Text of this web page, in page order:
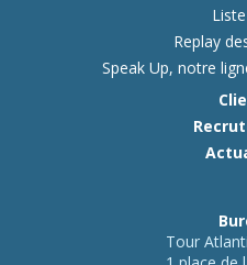
Replay
Speak Up, notre
Tour